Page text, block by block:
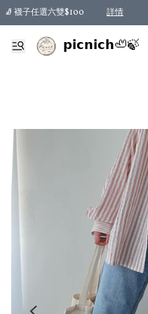
🧦 襪子任選六雙$100 詳情
𝗽𝗶𝗰𝗻𝗶𝗰𝗵🦥🍃